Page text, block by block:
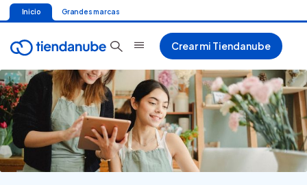
Inicio Grandes marcas
Crear mi Tiendanube